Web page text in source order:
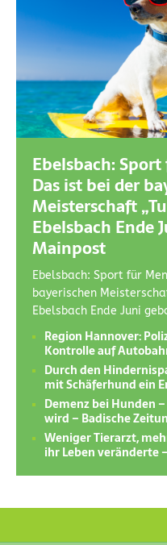
Ebelsbach:
Das ist bei der
Meisterschaft
Ebelsbach Ende
Mainpost
Ebelsbach: Sport für
bayerischen
Ebelsbach Ende Juni
Region Hannover:
Kontrolle auf
Durch den
mit Schäferhund ein
Demenz bei Hunden
wird – Badische
Weniger Tierarzt,
ihr Leben veränderte